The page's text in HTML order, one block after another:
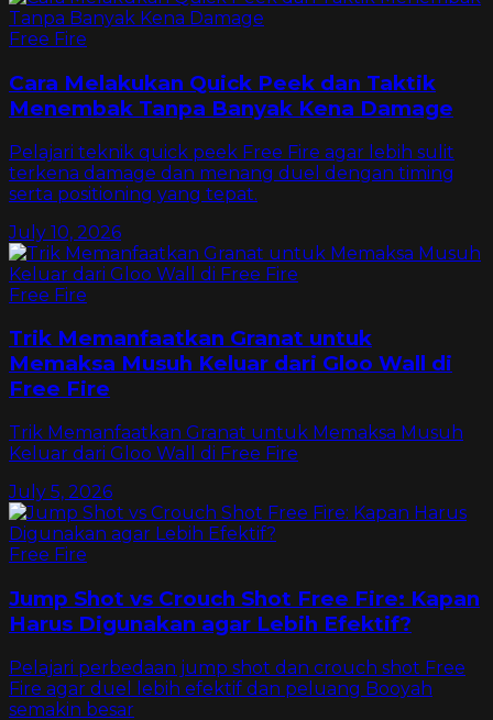
Free Fire
Cara Melakukan Quick Peek dan Taktik
Menembak Tanpa Banyak Kena Damage
Pelajari teknik quick peek Free Fire agar lebih sulit
terkena damage dan menang duel dengan timing
serta positioning yang tepat.
July 10, 2026
Free Fire
Trik Memanfaatkan Granat untuk
Memaksa Musuh Keluar dari Gloo Wall di
Free Fire
Trik Memanfaatkan Granat untuk Memaksa Musuh
Keluar dari Gloo Wall di Free Fire
July 5, 2026
Free Fire
Jump Shot vs Crouch Shot Free Fire: Kapan
Harus Digunakan agar Lebih Efektif?
Pelajari perbedaan jump shot dan crouch shot Free
Fire agar duel lebih efektif dan peluang Booyah
semakin besar